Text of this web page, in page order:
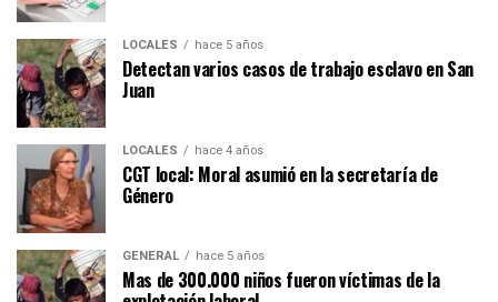
LOCALES hace 5 años
Detectan varios casos de trabajo esclavo en San
Juan
LOCALES hace 4 años
CGT local: Moral asumió en la secretaría de
Género
GENERAL hace 5 años
Mas de 300.000 niños fueron víctimas de la